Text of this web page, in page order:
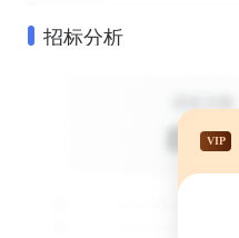
招标分析
VIP